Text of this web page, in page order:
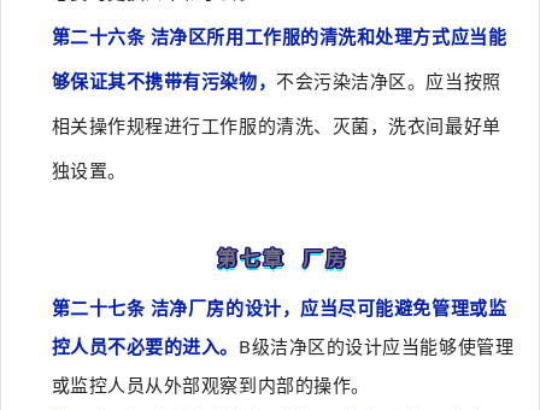
第二十六条 洁净区所用工作服的清洗和处理方式应当能
够保证其不携带有污染物，不会污染洁净区。应当按照
相关操作规程进行工作服的清洗、灭菌，洗衣间最好单
独设置。
第七章 厂房
第二十七条 洁净厂房的设计，应当尽可能避免管理或监
控人员不必要的进入。 B级洁净区的设计应当能够使管理
或监控人员从外部观察到内部的操作。